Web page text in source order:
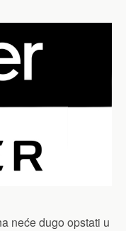
neće dugo opstati u